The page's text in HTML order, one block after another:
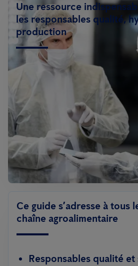
Une ressource
les responsables qualité,
production
Ce guide s’adresse à tous
chaîne agroalimentaire
Responsables qualité